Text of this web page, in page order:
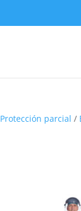
Protección parcial /